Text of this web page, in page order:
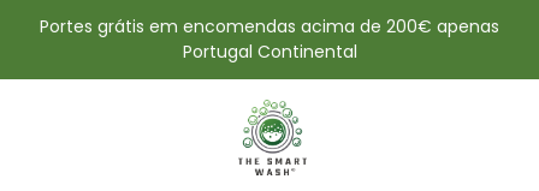
Portes grátis em encomendas acima de 200€ apenas
Portugal Continental